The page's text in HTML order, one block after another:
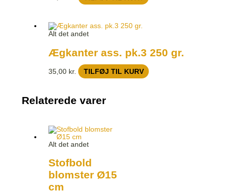
Alt det andet
Ægkanter ass. pk.3 250 gr.
35,00 kr. TILFØJ TIL KURV
Relaterede varer
Alt det andet
Stofbold
blomster Ø15
cm